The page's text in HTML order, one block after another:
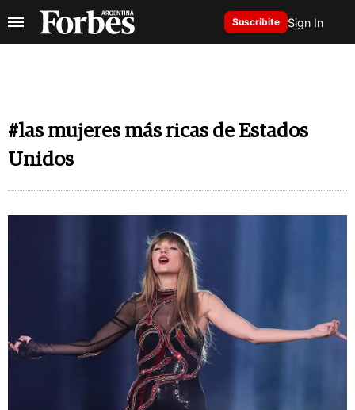
Suscribite Sign In
#las mujeres más ricas de Estados
Unidos